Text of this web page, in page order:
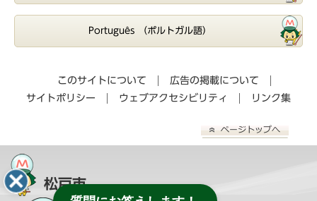
Português （ポルトガル語）
このサイトについて
広告の掲載について
サイトポリシー
ウェブアクセシビリティ リンク集
松戸市